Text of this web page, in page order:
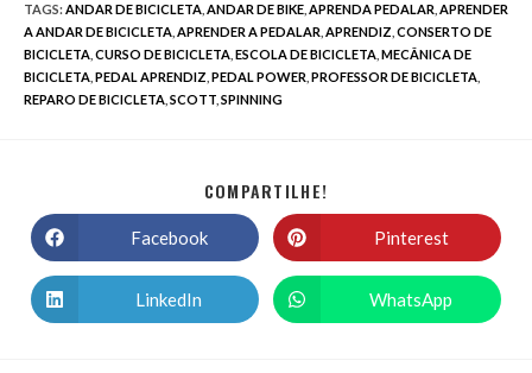
TAGS:ANDAR DE BICICLETA ANDAR DE BIKE APRENDA PEDALAR APRENDER
A ANDAR DE BICICLETA APRENDER A PEDALAR APRENDIZ CONSERTO DE
BICICLETA CURSO DE BICICLETA ESCOLA DE BICICLETA MECÂNICA DE
BICICLETA PEDAL APRENDIZ PEDAL POWER PROFESSOR DE BICICLETA
REPARO DE BICICLETA SCOTT SPINNING
COMPARTILHE!
Facebook Pinterest
LinkedIn WhatsApp